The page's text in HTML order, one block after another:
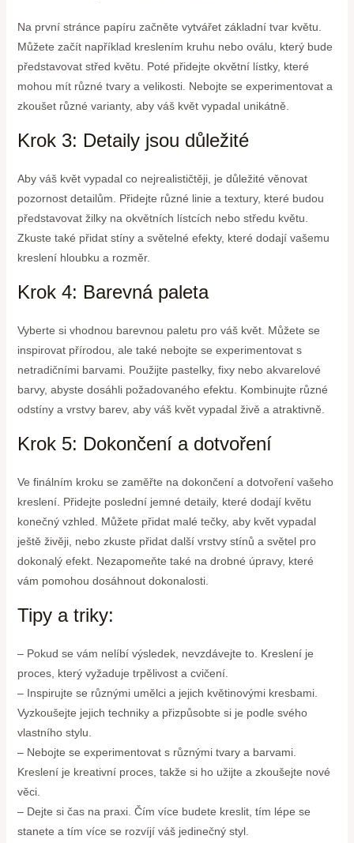
Na první stránce papíru začněte vytvářet základní tvar květu.
Můžete začít například kreslením kruhu nebo oválu, který bude
představovat střed květu. Poté přidejte okvětní lístky, které
mohou mít různé tvary a velikosti. Nebojte se experimentovat a
zkoušet různé varianty, aby váš květ vypadal unikátně.
Krok 3: Detaily jsou důležité
Aby váš květ vypadal co nejrealističtěji, je důležité věnovat
pozornost detailům. Přidejte různé linie a textury, které budou
představovat žilky na okvětních lístcích nebo středu květu.
Zkuste také přidat stíny a světelné efekty, které dodají vašemu
kreslení hloubku a rozměr.
Krok 4: Barevná paleta
Vyberte si vhodnou barevnou paletu pro váš květ. Můžete se
inspirovat přírodou, ale také nebojte se experimentovat s
netradičními barvami. Použijte pastelky, fixy nebo akvarelové
barvy, abyste dosáhli požadovaného efektu. Kombinujte různé
odstíny a vrstvy barev, aby váš květ vypadal živě a atraktivně.
Krok 5: Dokončení a dotvoření
Ve finálním kroku se zaměřte na dokončení a dotvoření vašeho
kreslení. Přidejte poslední jemné detaily, které dodají květu
konečný vzhled. Můžete přidat malé tečky, aby květ vypadal
ještě živěji, nebo zkuste přidat další vrstvy stínů a světel pro
dokonalý efekt. Nezapomeňte také na drobné úpravy, které
vám pomohou dosáhnout dokonalosti.
Tipy a triky:
– Pokud se vám nelíbí výsledek, nevzdávejte to. Kreslení je
proces, který vyžaduje trpělivost a cvičení.
– Inspirujte se různými umělci a jejich květinovými kresbami.
Vyzkoušejte jejich techniky a přizpůsobte si je podle svého
vlastního stylu.
– Nebojte se experimentovat s různými tvary a barvami.
Kreslení je kreativní proces, takže si ho užijte a zkoušejte nové
věci.
– Dejte si čas na praxi. Čím více budete kreslit, tím lépe se
stanete a tím více se rozvíjí váš jedinečný styl.